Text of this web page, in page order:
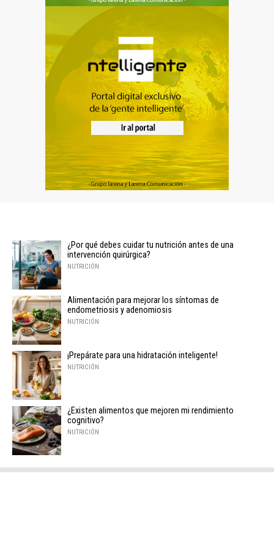
¿Por qué debes cuidar tu nutrición antes de una
intervención quirúrgica?
NUTRICIÓN
Alimentación para mejorar los síntomas de
endometriosis y adenomiosis
NUTRICIÓN
¡Prepárate para una hidratación inteligente!
NUTRICIÓN
¿Existen alimentos que mejoren mi rendimiento
cognitivo?
NUTRICIÓN